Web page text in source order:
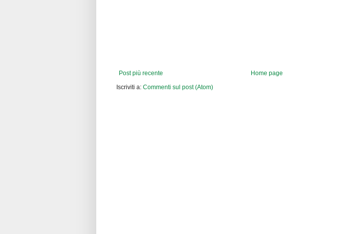
Post più recente
Home page
Iscriviti a: Commenti sul post (Atom)